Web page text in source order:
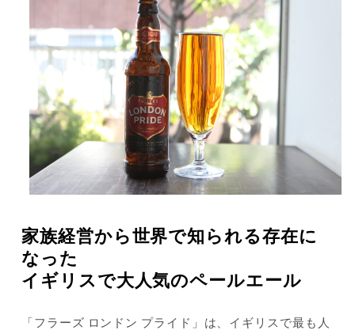
家族経営から世界で知られる存在に
なった
イギリスで大人気のペールエール
「フラーズ ロンドン プライド」は、イギリスで最も人